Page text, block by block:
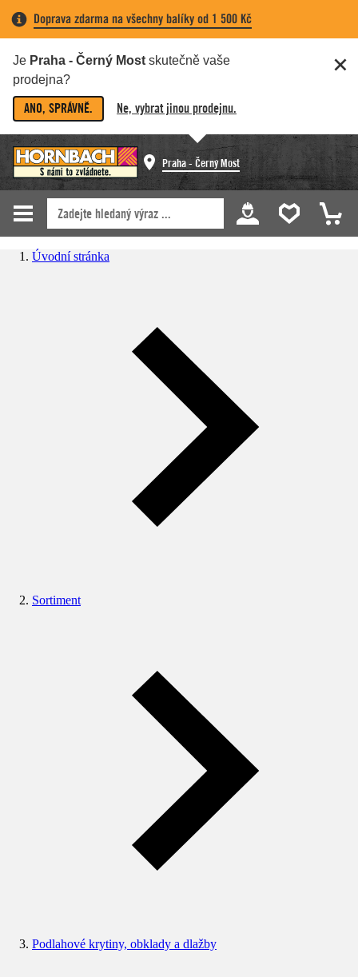
Doprava zdarma na všechny balíky od 1 500 Kč
Je Praha - Černý Most skutečně vaše
prodejna?
ANO, SPRÁVNĚ. Ne, vybrat jinou prodejnu.
Praha - Černý Most
Úvodní stránka
Sortiment
Podlahové krytiny, obklady a dlažby